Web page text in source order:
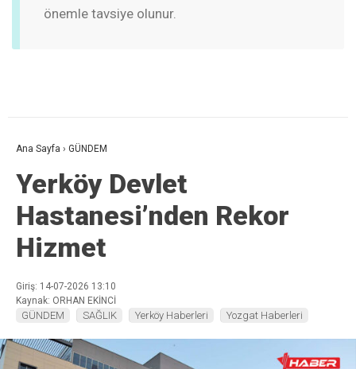
önemle tavsiye olunur.
Ana Sayfa › GÜNDEM
Yerköy Devlet
Hastanesi’nden Rekor
Hizmet
Giriş: 14-07-2026 13:10
Kaynak: ORHAN EKİNCİ
GÜNDEM SAĞLIK Yerköy Haberleri Yozgat Haberleri